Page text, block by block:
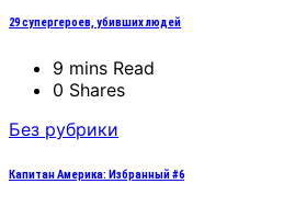
29 супергероев, убивших людей
9 mins Read
0 Shares
Без рубрики
Капитан Америка: Избранный #6